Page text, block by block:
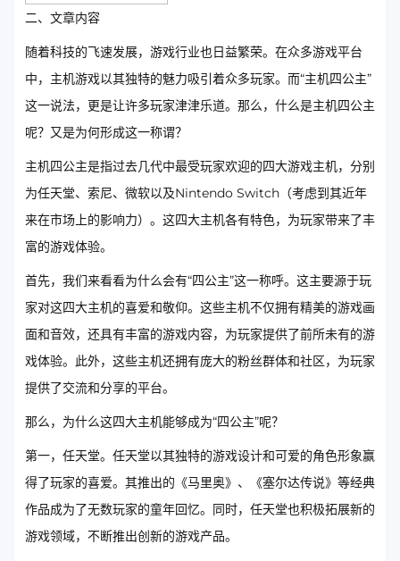
二、文章内容
随着科技的飞速发展，游戏行业也日益繁荣。在众多游戏平台
中，主机游戏以其独特的魅力吸引着众多玩家。而“主机四公主”
这一说法，更是让许多玩家津津乐道。那么，什么是主机四公主
呢？又是为何形成这一称谓？
主机四公主是指过去几代中最受玩家欢迎的四大游戏主机，分别
为任天堂、索尼、微软以及Nintendo Switch（考虑到其近年
来在市场上的影响力）。这四大主机各有特色，为玩家带来了丰
富的游戏体验。
首先，我们来看看为什么会有“四公主”这一称呼。这主要源于玩
家对这四大主机的喜爱和敬仰。这些主机不仅拥有精美的游戏画
面和音效，还具有丰富的游戏内容，为玩家提供了前所未有的游
戏体验。此外，这些主机还拥有庞大的粉丝群体和社区，为玩家
提供了交流和分享的平台。
那么，为什么这四大主机能够成为“四公主”呢？
第一，任天堂。任天堂以其独特的游戏设计和可爱的角色形象赢
得了玩家的喜爱。其推出的《马里奥》、《塞尔达传说》等经典
作品成为了无数玩家的童年回忆。同时，任天堂也积极拓展新的
游戏领域，不断推出创新的游戏产品。